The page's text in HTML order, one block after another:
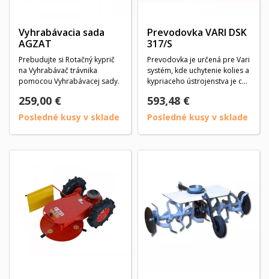
Vyhrabávacia sada
AGZAT
Prebudujte si Rotačný kyprič
na Vyhrabávač trávnika
pomocou Vyhrabávacej sady.
259,00 €
Posledné kusy v sklade
Prevodovka VARI DSK
317/S
Prevodovka je určená pre Vari
systém, kde uchytenie kolies a
kypriaceho ústrojenstva je cez
593,48 €
Posledné kusy v sklade